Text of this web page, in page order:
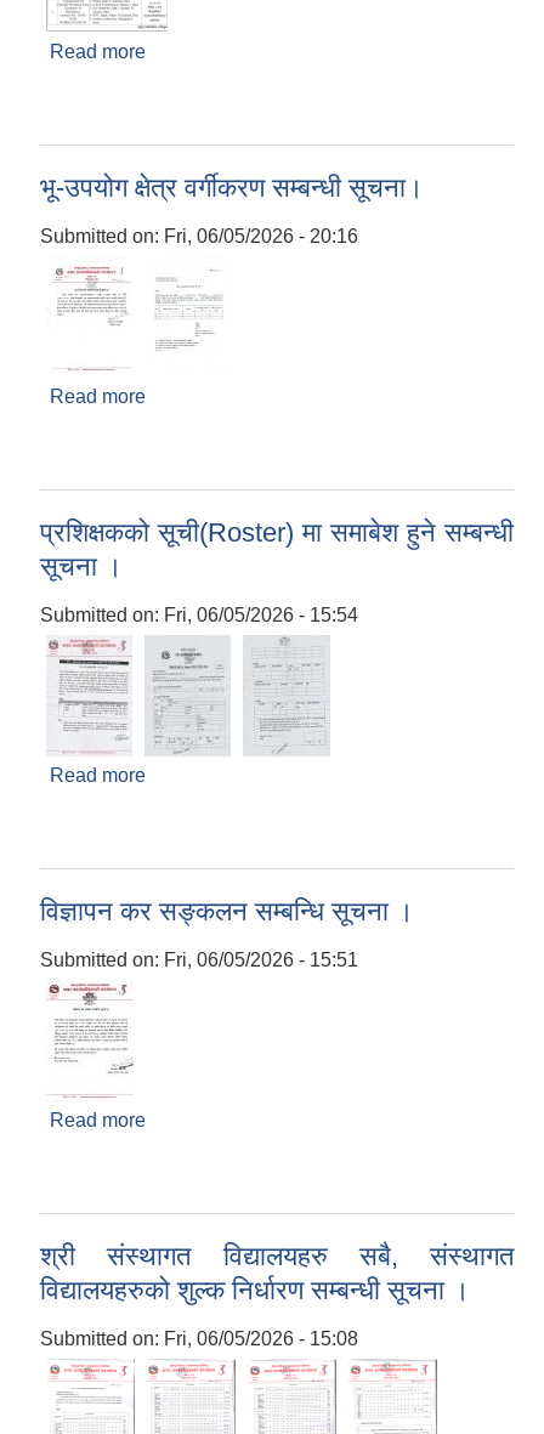
Read more
भू-उपयोग क्षेत्र वर्गीकरण सम्बन्धी सूचना।
Submitted on: Fri, 06/05/2026 - 20:16
Read more
प्रशिक्षकको सूची(Roster) मा समाबेश हुने सम्बन्धी
सूचना ।
Submitted on: Fri, 06/05/2026 - 15:54
Read more
विज्ञापन कर सङ्कलन सम्बन्धि सूचना ।
Submitted on: Fri, 06/05/2026 - 15:51
Read more
श्री संस्थागत विद्यालयहरु सबै, संस्थागत
विद्यालयहरुको शुल्क निर्धारण सम्बन्धी सूचना ।
Submitted on: Fri, 06/05/2026 - 15:08